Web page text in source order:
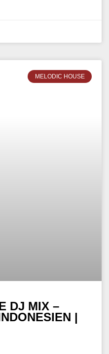
MELODIC HOUSE
AFRO HOUSE